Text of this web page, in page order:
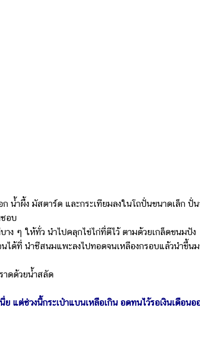
ำผึ้ง มัสตาร์ด และกระเทียมลงในโถปั่นขนาดเล็ก ปั่
อบ
ๆ ให้ทั่ว นำไปคลุกไข่ไก่ที่ตีไว้ ตามด้วยเกล็ดขนมปัง
ด้ที่ นำชีสนมแพะลงไปทอดจนเหลืองกรอบแล้วนำขึ้น
ดด้วยน้ำสลัด
แต่ช่วงนี้กระเป๋าแบนเหลือเกิน อดทนไว้รอเงินเดือนอ